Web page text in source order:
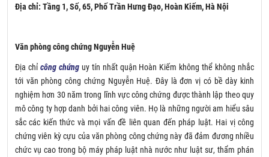
Địa chỉ: Tầng 1, Số, 65, Phố Trần Hưng Đạo, Hoàn Kiếm, Hà Nội
Văn phòng công chứng Nguyễn Huệ
Địa chỉ công chứng uy tín nhất quận Hoàn Kiếm không thể không nhắc
tới văn phòng công chứng Nguyễn Huệ. Đây là đơn vị có bề dày kinh
nghiệm hơn 30 năm trong lĩnh vực công chứng được thành lập theo quy
mô công ty hợp danh bởi hai công viên. Họ là những người am hiểu sâu
sắc các kiến thức và mọi vấn đề liên quan đến pháp luật. Hai vị công
chứng viên kỳ cựu của văn phòng công chứng này đã đảm đương nhiều
chức vụ cao trong bộ máy pháp luật nhà nước như luật sư, thẩm phán